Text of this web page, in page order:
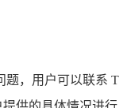
题，用户可以联系 T